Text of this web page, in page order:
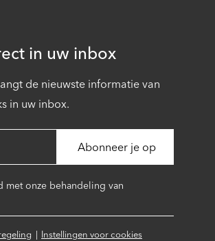
in uw inbox
de nieuwste informatie van
in uw inbox.
met onze behandeling van
Instellingen voor cookies